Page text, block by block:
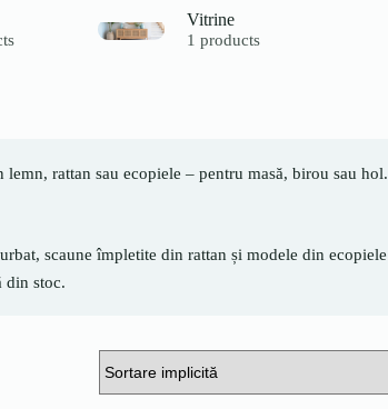
Vitrine
1 products
rattan sau ecopiele – pentru masă, birou sau hol.
scaune împletite din rattan și modele din ecopiele
din stoc.